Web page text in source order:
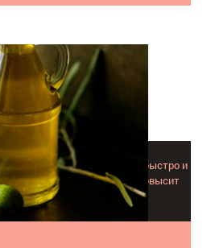
эликсир роста для волос, быстро и
справится с выпадением, повысит
"уснувшие" луковицы.